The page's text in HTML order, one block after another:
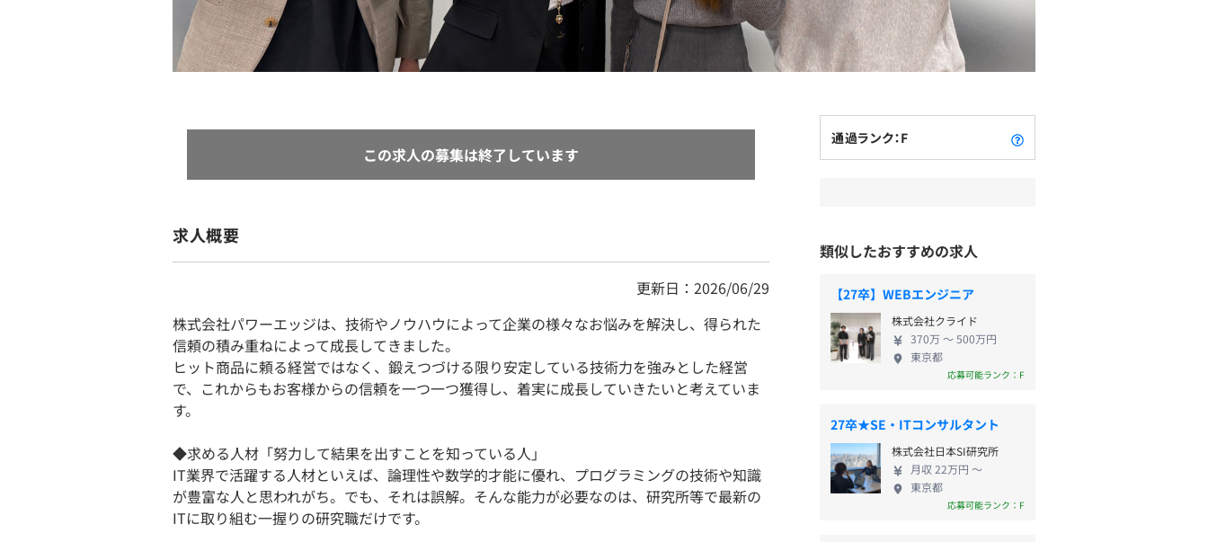
この求人の募集は終了しています
求人概要
更新日：2026/06/29
株式会社パワーエッジは、技術やノウハウによって企業の様々なお悩みを解決し、得られた
信頼の積み重ねによって成長してきました。
ヒット商品に頼る経営ではなく、鍛えつづける限り安定している技術力を強みとした経営
で、これからもお客様からの信頼を一つ一つ獲得し、着実に成長していきたいと考えていま
す。
◆求める人材「努力して結果を出すことを知っている人」
IT業界で活躍する人材といえば、論理性や数学的才能に優れ、プログラミングの技術や知識
が豊富な人と思われがち。でも、それは誤解。そんな能力が必要なのは、研究所等で最新の
ITに取り組む一握りの研究職だけです。
通過ランク：F
類似したおすすめの求人
【27卒】WEBエンジニア
株式会社クライド
370万 〜 500万円
東京都
応募可能ランク：F
27卒★SE・ITコンサルタント
株式会社日本SI研究所
月収 22万円 〜
東京都
応募可能ランク：F